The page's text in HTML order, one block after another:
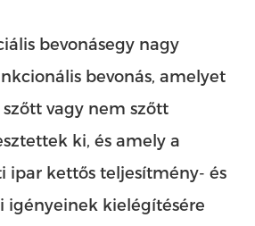
bevonásegy nagy
bevonás, amelyet
vagy nem szőtt
ki, és amely a
ipar kettős teljesítmény- és
igényeinek kielégítésére